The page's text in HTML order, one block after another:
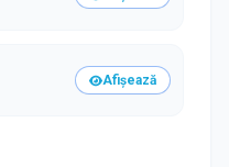
Afișează